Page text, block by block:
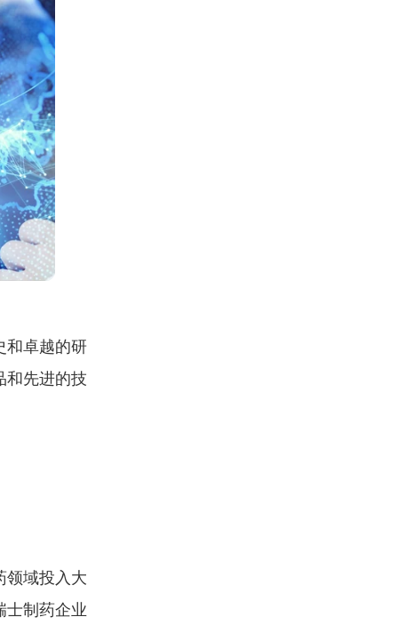
和卓越的研
和先进的技
领域投入大
士制药企业